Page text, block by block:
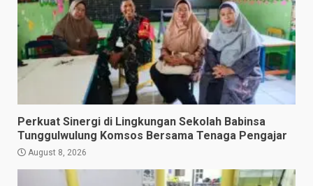
Perkuat Sinergi di Lingkungan Sekolah Babinsa
Tunggulwulung Komsos Bersama Tenaga Pengajar
August 8, 2026